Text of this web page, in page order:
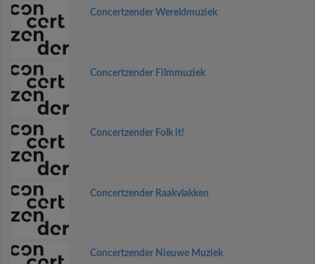
Concertzender Wereldmuziek
Concertzender Filmmuziek
Concertzender Folk it!
Concertzender Raakvlakken
Concertzender Nieuwe Muziek